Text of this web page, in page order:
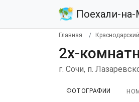
Поехали-на-
Главная
2х-
г. Сочи, п.
ФОТОГРАФИИ